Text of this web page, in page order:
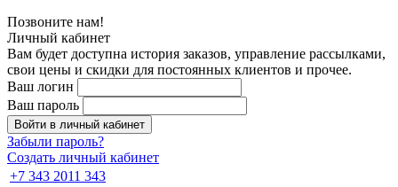
Позвоните нам!
Личный кабинет
Вам будет доступна история заказов, управление рассылками,
свои цены и скидки для постоянных клиентов и прочее.
Ваш логин
Ваш пароль
Войти в личный кабинет
Забыли пароль?
Создать личный кабинет
+7 343 2011 343